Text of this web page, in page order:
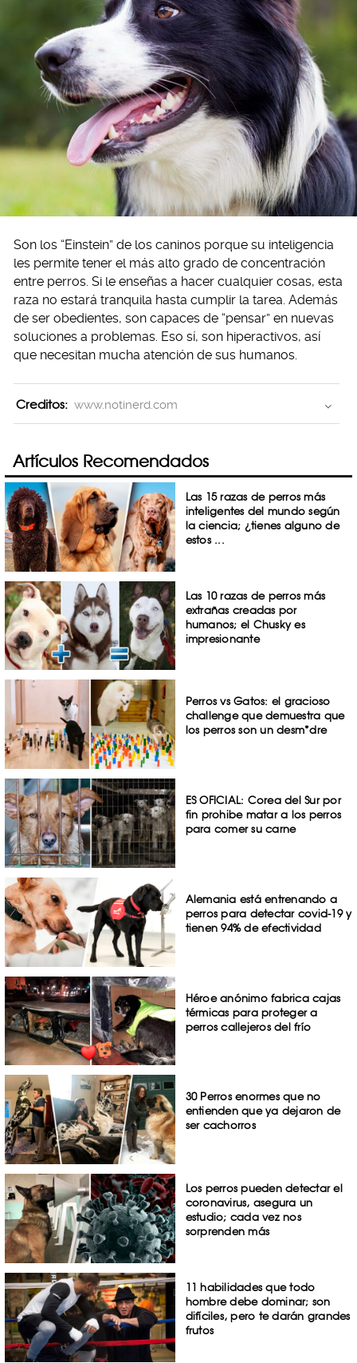
Son los “Einstein” de los caninos porque su inteligencia
les permite tener el más alto grado de concentración
entre perros. Si le enseñas a hacer cualquier cosas, esta
raza no estará tranquila hasta cumplir la tarea. Además
de ser obedientes, son capaces de “pensar” en nuevas
soluciones a problemas. Eso sí, son hiperactivos, así
que necesitan mucha atención de sus humanos.
Creditos: www.notinerd.com
Artículos Recomendados
Las 15 razas de perros más
inteligentes del mundo según
la ciencia; ¿tienes alguno de
estos ...
Las 10 razas de perros más
extrañas creadas por
humanos; el Chusky es
impresionante
Perros vs Gatos: el gracioso
challenge que demuestra que
los perros son un desm*dre
ES OFICIAL: Corea del Sur por
fin prohibe matar a los perros
para comer su carne
Alemania está entrenando a
perros para detectar covid-19 y
tienen 94% de efectividad
Héroe anónimo fabrica cajas
térmicas para proteger a
perros callejeros del frío
30 Perros enormes que no
entienden que ya dejaron de
ser cachorros
Los perros pueden detectar el
coronavirus, asegura un
estudio; cada vez nos
sorprenden más
11 habilidades que todo
hombre debe dominar; son
difíciles, pero te darán grandes
frutos